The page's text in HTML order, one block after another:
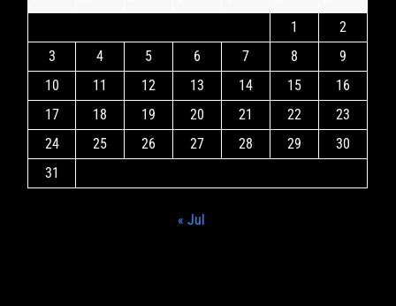
1
2
3
4 5 6 7 8
9
10
11 12 13 14 15
16
17
18 19 20 21 22
23
24
25 26 27 28 29
30
31
« Jul